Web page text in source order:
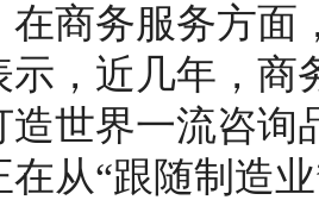
在商务服务方
示，近几年，
造世界一流咨
从“跟随制造